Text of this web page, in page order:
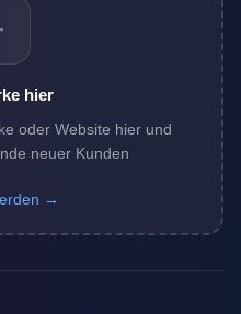
hier
oder Website hier und
neuer Kunden
→